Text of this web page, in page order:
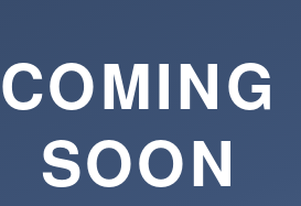
COMING
SOON